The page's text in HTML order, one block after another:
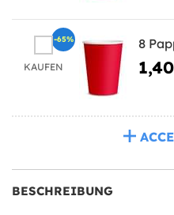
KAUFEN
8
-65%
BESCHREIBUNG